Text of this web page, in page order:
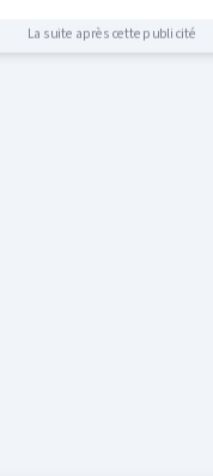
La suite après cette publicité